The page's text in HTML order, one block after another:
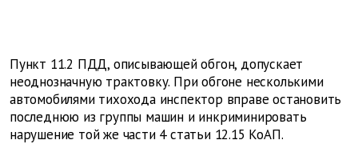
Пункт 11.2 ПДД, описывающей обгон, допускает
неоднозначную трактовку. При обгоне несколькими
автомобилями тихохода инспектор вправе остановить
последнюю из группы машин и инкриминировать
нарушение той же части 4 статьи 12.15 КоАП.